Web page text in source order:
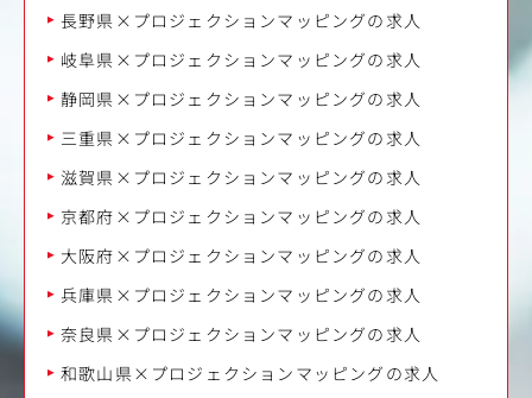
長野県×プロジェクションマッピングの求人
岐阜県×プロジェクションマッピングの求人
静岡県×プロジェクションマッピングの求人
三重県×プロジェクションマッピングの求人
滋賀県×プロジェクションマッピングの求人
京都府×プロジェクションマッピングの求人
大阪府×プロジェクションマッピングの求人
兵庫県×プロジェクションマッピングの求人
奈良県×プロジェクションマッピングの求人
和歌山県×プロジェクションマッピングの求人